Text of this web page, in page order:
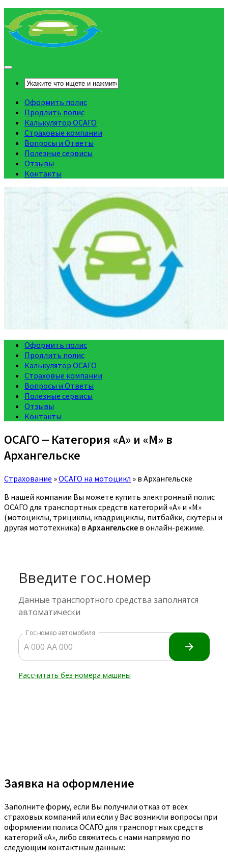
Оформить полис
Продлить полис
Калькулятор ОСАГО
Страховые компании
Вопросы и Ответы
Полезные сервисы
Отзывы
Контакты
Оформить полис
Продлить полис
Калькулятор ОСАГО
Страховые компании
Вопросы и Ответы
Полезные сервисы
Отзывы
Контакты
ОСАГО ‒ Категория «A» и «M» в
Архангельске
Страхование »ОСАГО на мотоцикл » в Архангельске
В нашей компании Вы можете купить электронный полис
ОСАГО для транспортных средств категорий «A» и «M»
(мотоциклы, трициклы, квадрициклы, питбайки, скутеры и
другая мототехника) в Архангельске в онлайн-режиме.
Заявка на оформление
Заполните форму, если Вы получили отказ от всех
страховых компаний или если у Вас возникли вопросы при
оформлении полиса ОСАГО для транспортных средств
категорий «A», либо свяжитесь с нами напрямую по
следующим контактным данным: